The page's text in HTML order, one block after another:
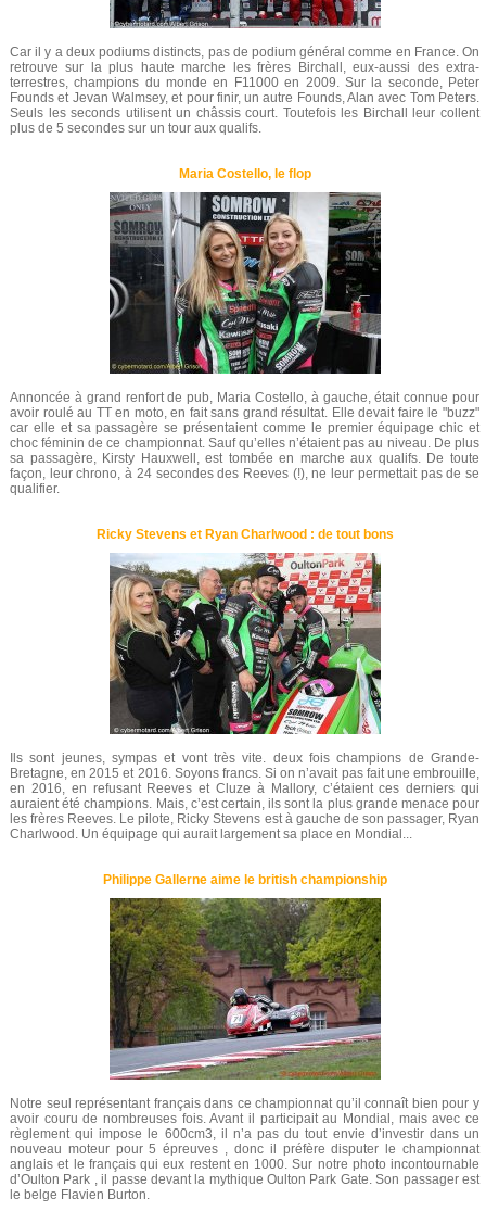
Car il y a deux podiums distincts, pas de podium général comme en France. On
retrouve sur la plus haute marche les frères Birchall, eux-aussi des extra-
terrestres, champions du monde en F11000 en 2009. Sur la seconde, Peter
Founds et Jevan Walmsey, et pour finir, un autre Founds, Alan avec Tom Peters.
Seuls les seconds utilisent un châssis court. Toutefois les Birchall leur collent
plus de 5 secondes sur un tour aux qualifs.
Maria Costello, le flop
Annoncée à grand renfort de pub, Maria Costello, à gauche, était connue pour
avoir roulé au TT en moto, en fait sans grand résultat. Elle devait faire le "buzz"
car elle et sa passagère se présentaient comme le premier équipage chic et
choc féminin de ce championnat. Sauf qu’elles n’étaient pas au niveau. De plus
sa passagère, Kirsty Hauxwell, est tombée en marche aux qualifs. De toute
façon, leur chrono, à 24 secondes des Reeves (!), ne leur permettait pas de se
qualifier.
Ricky Stevens et Ryan Charlwood : de tout bons
Ils sont jeunes, sympas et vont très vite. deux fois champions de Grande-
Bretagne, en 2015 et 2016. Soyons francs. Si on n’avait pas fait une embrouille,
en 2016, en refusant Reeves et Cluze à Mallory, c’étaient ces derniers qui
auraient été champions. Mais, c’est certain, ils sont la plus grande menace pour
les frères Reeves. Le pilote, Ricky Stevens est à gauche de son passager, Ryan
Charlwood. Un équipage qui aurait largement sa place en Mondial...
Philippe Gallerne aime le british championship
Notre seul représentant français dans ce championnat qu’il connaît bien pour y
avoir couru de nombreuses fois. Avant il participait au Mondial, mais avec ce
règlement qui impose le 600cm3, il n’a pas du tout envie d’investir dans un
nouveau moteur pour 5 épreuves , donc il préfère disputer le championnat
anglais et le français qui eux restent en 1000. Sur notre photo incontournable
d’Oulton Park , il passe devant la mythique Oulton Park Gate. Son passager est
le belge Flavien Burton.